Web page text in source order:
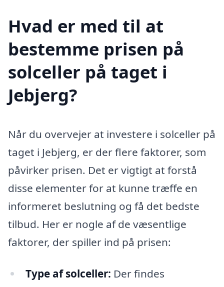
Hvad er med til at
bestemme prisen på
solceller på taget i
Jebjerg?
Når du overvejer at investere i solceller på
taget i Jebjerg, er der flere faktorer, som
påvirker prisen. Det er vigtigt at forstå
disse elementer for at kunne træffe en
informeret beslutning og få det bedste
tilbud. Her er nogle af de væsentlige
faktorer, der spiller ind på prisen:
Type af solceller: Der findes